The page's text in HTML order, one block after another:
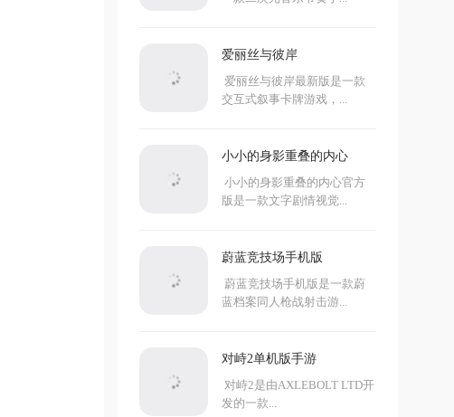
爱丽丝与彼岸
爱丽丝与彼岸最新版是一款
交互式叙事卡牌游戏，...
小小的身影重叠的内心
小小的身影重叠的内心官方
版是一款文字剧情视觉...
蔚蓝竞技场手机版
蔚蓝竞技场手机版是一款蔚
蓝档案同人枪战射击游...
对峙2单机版手游
对峙2是由AXLEBOLT LTD开
发的一款...